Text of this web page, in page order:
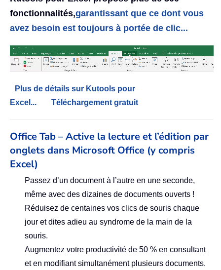
fonctionnalités,garantissant que ce dont vous
avez besoin est toujours à portée de clic...
Plus de détails sur Kutools pour
Excel...
Téléchargement gratuit
Office Tab – Active la lecture et l’édition par
onglets dans Microsoft Office (y compris
Excel)
Passez d’un document à l’autre en une seconde,
même avec des dizaines de documents ouverts !
Réduisez de centaines vos clics de souris chaque
jour et dites adieu au syndrome de la main de la
souris.
Augmentez votre productivité de 50 % en consultant
et en modifiant simultanément plusieurs documents.